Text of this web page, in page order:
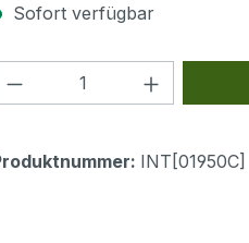
Sofort verfügbar
Produkt Anzahl:
INT[01950C]